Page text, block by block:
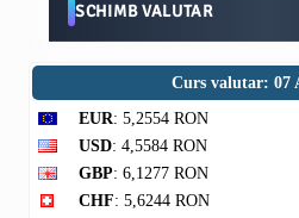
SCHIMB VALUTAR
Curs valutar: 07
EUR: 5,2554 RON
USD: 4,5584 RON
GBP: 6,1277 RON
CHF: 5,6244 RON